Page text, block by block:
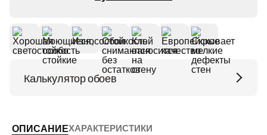
Калькулятор обоев
ОПИСАНИЕХАРАКТЕРИСТИКИ